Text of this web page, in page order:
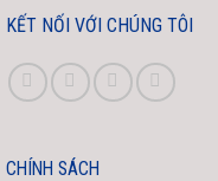
KẾT NỐI VỚI CHÚNG TÔI
CHÍNH SÁCH